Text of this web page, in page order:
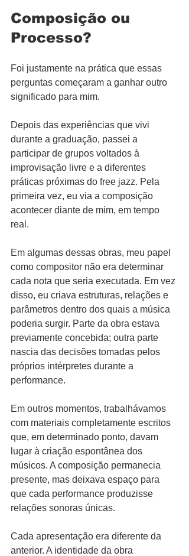
Composição ou
Processo?
Foi justamente na prática que essas
perguntas começaram a ganhar outro
significado para mim.
Depois das experiências que vivi
durante a graduação, passei a
participar de grupos voltados à
improvisação livre e a diferentes
práticas próximas do free jazz. Pela
primeira vez, eu via a composição
acontecer diante de mim, em tempo
real.
Em algumas dessas obras, meu papel
como compositor não era determinar
cada nota que seria executada. Em vez
disso, eu criava estruturas, relações e
parâmetros dentro dos quais a música
poderia surgir. Parte da obra estava
previamente concebida; outra parte
nascia das decisões tomadas pelos
próprios intérpretes durante a
performance.
Em outros momentos, trabalhávamos
com materiais completamente escritos
que, em determinado ponto, davam
lugar à criação espontânea dos
músicos. A composição permanecia
presente, mas deixava espaço para
que cada performance produzisse
relações sonoras únicas.
Cada apresentação era diferente da
anterior. A identidade da obra